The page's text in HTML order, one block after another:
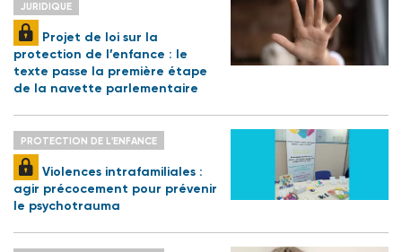
JURIDIQUE
Projet de loi sur la
protection de l’enfance : le
texte passe la première étape
de la navette parlementaire
PROTECTION DE L'ENFANCE
Violences intrafamiliales :
agir précocement pour prévenir
le psychotrauma